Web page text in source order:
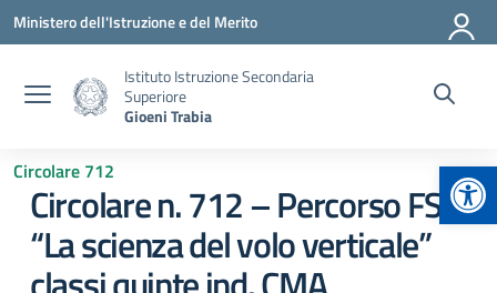
Vai ai contenuti
Vai al menu di navigazione
Vai al footer
Ministero dell'Istruzione e del Merito
Istituto Istruzione Secondaria
Superiore
Gioeni Trabia
Circolare 712
Circolare n. 712 – Percorso FSL
“La scienza del volo verticale”